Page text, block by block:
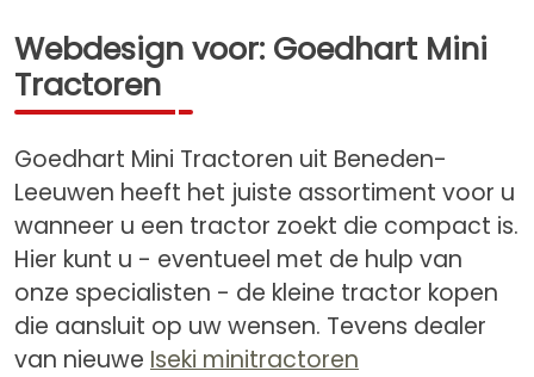
Webdesign voor: Goedhart Mini
Tractoren
Goedhart Mini Tractoren uit Beneden-
Leeuwen heeft het juiste assortiment voor u
wanneer u een tractor zoekt die compact is.
Hier kunt u - eventueel met de hulp van
onze specialisten - de kleine tractor kopen
die aansluit op uw wensen. Tevens dealer
van nieuwe Iseki minitractoren